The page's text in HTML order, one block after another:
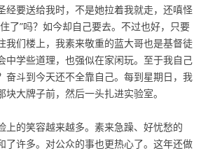
经要送给我时，不是她拉着我就走，还嗔怪
了”吗？如今却自己要去。不过也好，只要
我们楼上，我素来敬重的蓝大哥也是基督徒
中学些道理，也强似在家闲玩。至于我自己
奋斗到今天还不全靠自己。每到星期日，我
大牌子前，然后一头扎进实验室。
上的笑容越来越多。素来急躁、好忧愁的
了许多。对公众的事也更热心了。这年还做